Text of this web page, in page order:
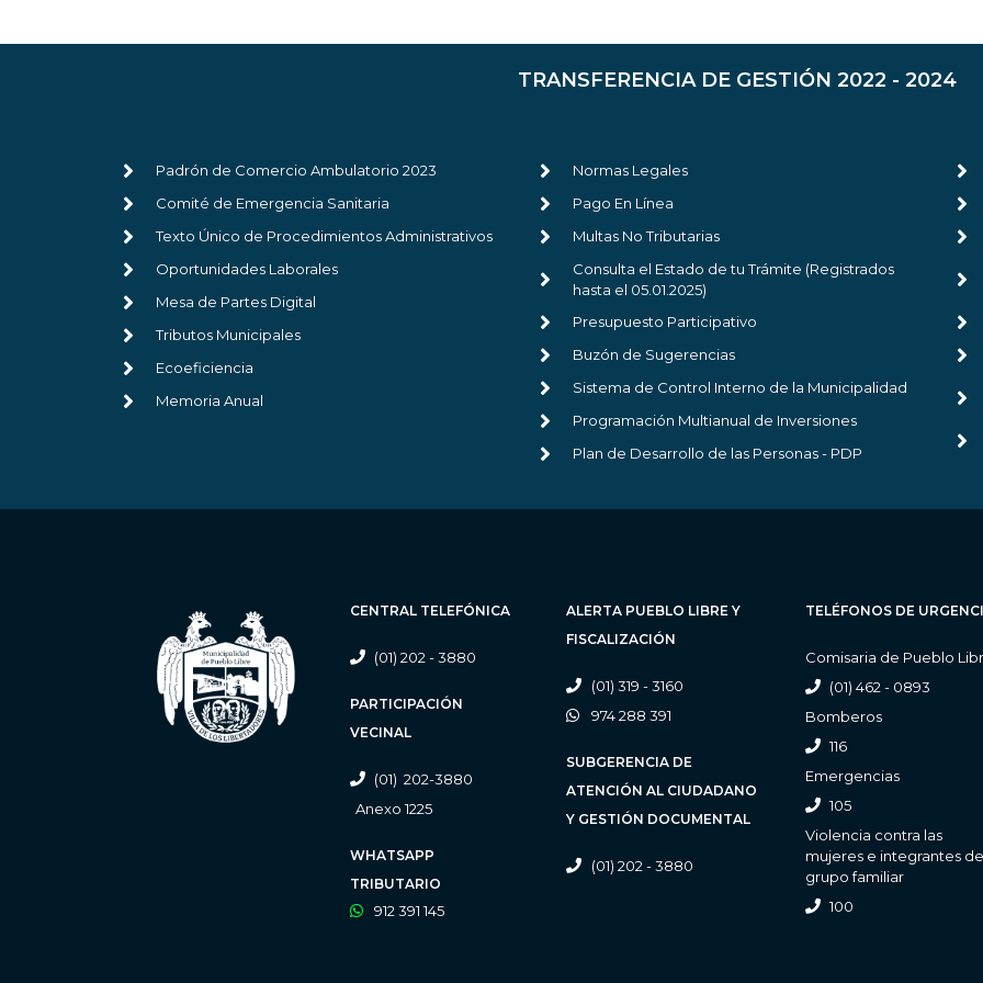
TRANSFERENCIA DE GESTIÓN 2022 - 2024
Padrón de Comercio Ambulatorio 2023
Comité de Emergencia Sanitaria
Texto Único de Procedimientos Administrativos
Oportunidades Laborales
Mesa de Partes Digital
Tributos Municipales
Ecoeficiencia
Memoria Anual
Normas Legales
Pago En Línea
Multas No Tributarias
Consulta el Estado de tu Trámite (Registrados
hasta el 05.01.2025)
Presupuesto Participativo
Buzón de Sugerencias
Sistema de Control Interno de la Municipalidad
Programación Multianual de Inversiones
Plan de Desarrollo de las Personas - PDP
CENTRAL TELEFÓNICA
(01) 202 - 3880
PARTICIPACIÓN
VECINAL
(01) 202-3880
Anexo 1225
WHATSAPP
TRIBUTARIO
912 391 145
ALERTA PUEBLO LIBRE Y
FISCALIZACIÓN
(01) 319 - 3160
974 288 391
SUBGERENCIA DE
ATENCIÓN AL CIUDADANO
Y GESTIÓN DOCUMENTAL
(01) 202 - 3880
TELÉFONOS DE
Comisaria de Pueblo
(01) 462 - 0893
Bomberos
116
Emergencias
105
Violencia contra las
mujeres e integrantes
grupo familiar
100